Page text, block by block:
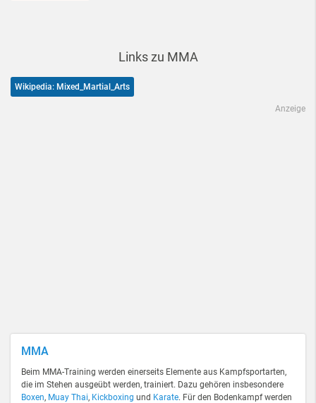
MMA
Beim MMA-Training werden einerseits Elemente aus Kampfsportarten,
die im Stehen ausgeübt werden, trainiert. Dazu gehören insbesondere
Boxen, Muay Thai, Kickboxing und Karate. Für den Bodenkampf werden
Links zu MMA
Wikipedia: Mixed_Martial_Arts
Anzeige